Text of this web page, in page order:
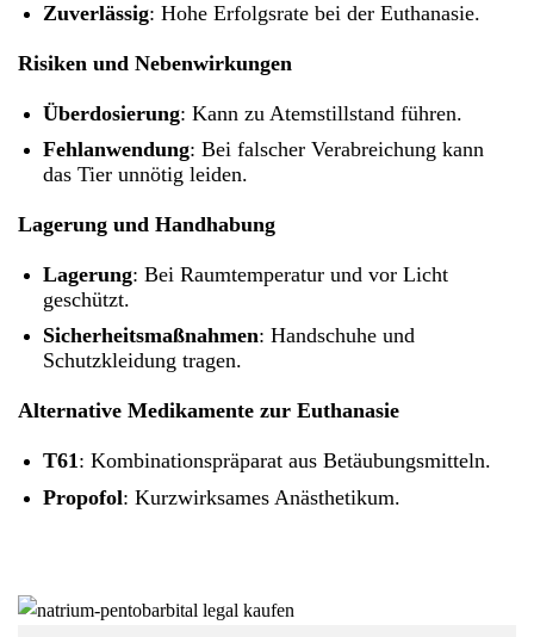
Zuverlässig: Hohe Erfolgsrate bei der Euthanasie.
Risiken und Nebenwirkungen
Überdosierung: Kann zu Atemstillstand führen.
Fehlanwendung: Bei falscher Verabreichung kann
das Tier unnötig leiden.
Lagerung und Handhabung
Lagerung: Bei Raumtemperatur und vor Licht
geschützt.
Sicherheitsmaßnahmen: Handschuhe und
Schutzkleidung tragen.
Alternative Medikamente zur Euthanasie
T61: Kombinationspräparat aus Betäubungsmitteln.
Propofol: Kurzwirksames Anästhetikum.